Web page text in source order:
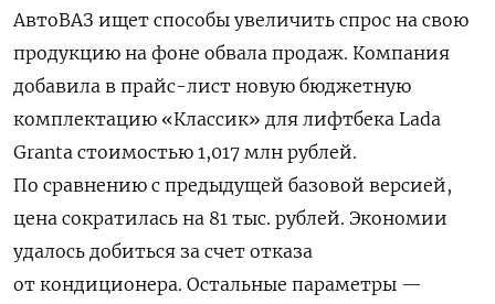
АвтоВАЗ ищет способы увеличить спрос на свою
продукцию на фоне обвала продаж. Компания
добавила в прайс-лист новую бюджетную
комплектацию «Классик» для лифтбека Lada
Granta стоимостью 1,017 млн рублей.
По сравнению с предыдущей базовой версией,
цена сократилась на 81 тыс. рублей. Экономии
удалось добиться за счет отказа
от кондиционера. Остальные параметры —